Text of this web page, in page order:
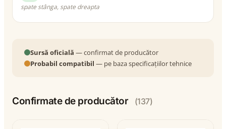
spate stânga, spate dreapta
Sursă oficială — confirmat de producător
Probabil compatibil — pe baza specificațiilor tehnice
Confirmate de producător (137)